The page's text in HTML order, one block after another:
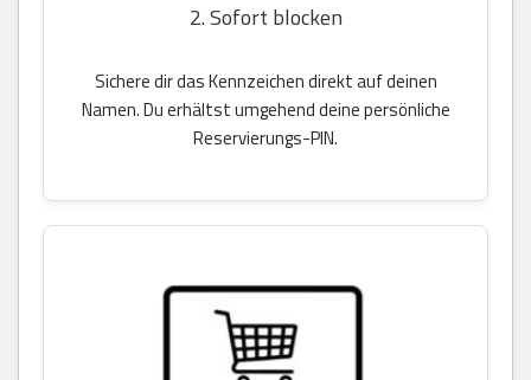
2. Sofort blocken
Sichere dir das Kennzeichen direkt auf deinen
Namen. Du erhältst umgehend deine persönliche
Reservierungs-PIN.